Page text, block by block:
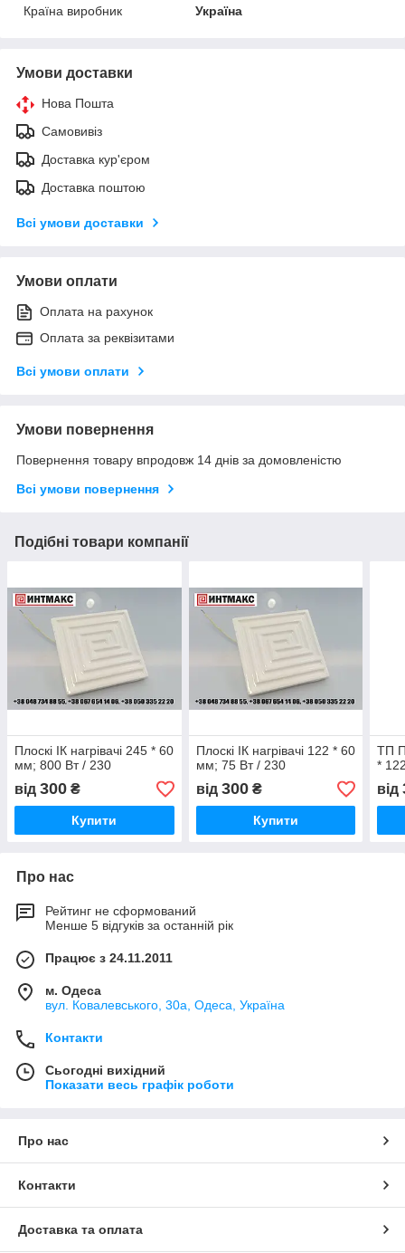
Країна виробник
Україна
Умови доставки
Нова Пошта
Самовивіз
Доставка кур'єром
Доставка поштою
Всі умови доставки
Умови оплати
Оплата на рахунок
Оплата за реквізитами
Всі умови оплати
Умови повернення
Повернення товару впродовж 14 днів за домовленістю
Всі умови повернення
Подібні товари компанії
Плоскі ІК нагрівачі 245 * 60
мм; 800 Вт / 230
від 300 ₴
Купити
Плоскі ІК нагрівачі 122 * 60
мм; 75 Вт / 230
від 300₴
Купити
ТП
*
від
Про нас
Рейтинг не сформований
Менше 5 відгуків за останній рік
Працює з 24.11.2011
м. Одеса
вул. Ковалевського, 30а, Одеса, Україна
Контакти
Сьогодні вихідний
Показати весь графік роботи
Про нас
Контакти
Доставка та оплата